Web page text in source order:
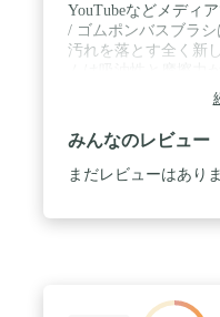
YouTubeなどメディ
/ ゴムポンバスブラ
汚れを落とす全く新
どを吸着・摩擦力に
力で落とす事を可能
シと違いゴムの微粒
体サイズ（約）：幅
ピレン [ブラシ部分]
みんなのレビュー
まだレビューはあり